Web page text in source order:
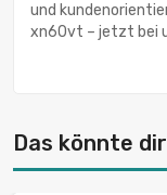
und
xn60vt – jetzt bei
Das könnte